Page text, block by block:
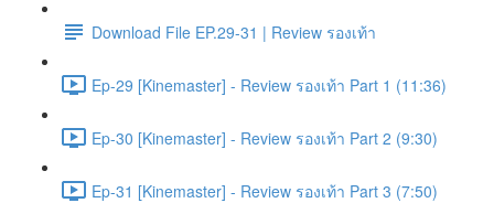
Download File EP.29-31 | Review รองเท้า
Ep-29 [Kinemaster] - Review รองเท้า Part 1 (11:36)
Ep-30 [Kinemaster] - Review รองเท้า Part 2 (9:30)
Ep-31 [Kinemaster] - Review รองเท้า Part 3 (7:50)